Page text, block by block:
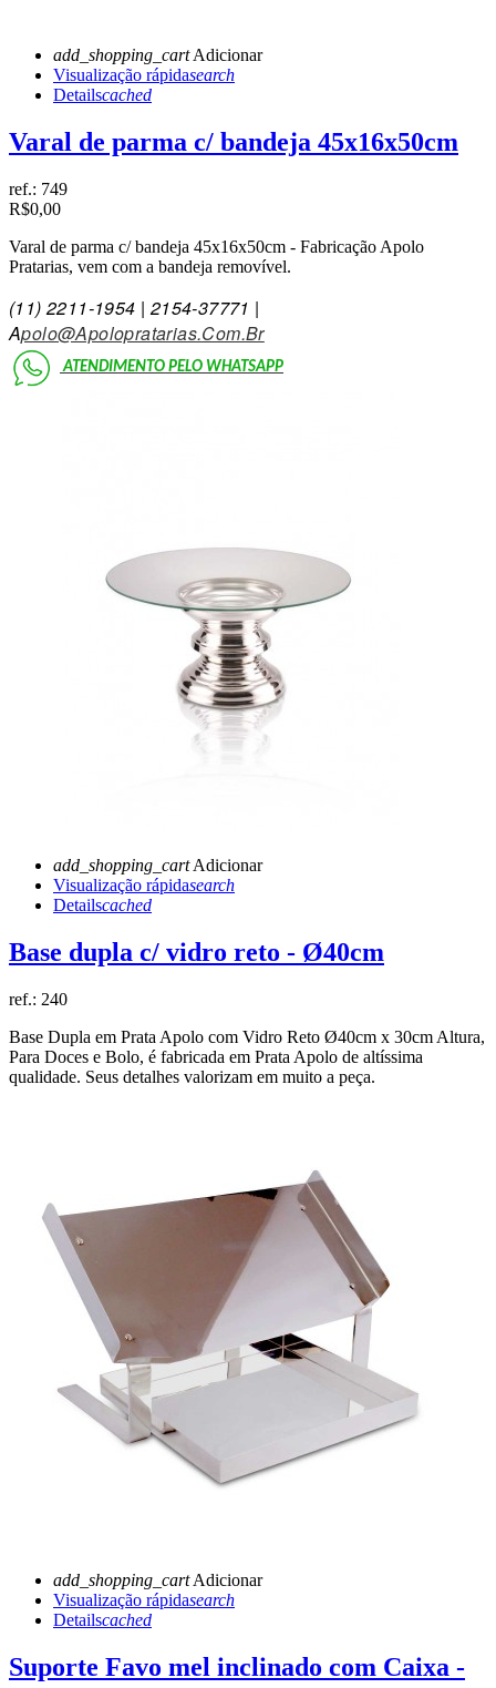
add_shopping_cartAdicionar
Visualização rápidasearch
Detailscached
Varal de parma c/ bandeja 45x16x50cm
ref.: 749
R$0,00
Varal de parma c/ bandeja 45x16x50cm - Fabricação Apolo
Pratarias, vem com a bandeja removível.
(11)2211-1954 | 2154-37771 |
APolo@Apolopratarias.Com.Br
ATENDIMENTO PELO WHATSAPP
add_shopping_cartAdicionar
Visualização rápidasearch
Detailscached
Base dupla c/ vidro reto - Ø40cm
ref.: 240
Base Dupla em Prata Apolo com Vidro Reto Ø40cm x 30cm Altura,
Para Doces e Bolo, é fabricada em Prata Apolo de altíssima
qualidade. Seus detalhes valorizam em muito a peça.
add_shopping_cartAdicionar
Visualização rápidasearch
Detailscached
Suporte Favo mel inclinado com Caixa -